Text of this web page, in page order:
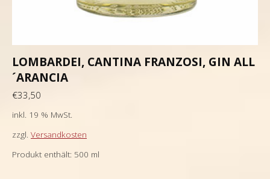
LOMBARDEI, CANTINA FRANZOSI, GIN ALL
´ARANCIA
€33,50
inkl. 19 % MwSt.
zzgl. Versandkosten
Produkt enthält: 500 ml